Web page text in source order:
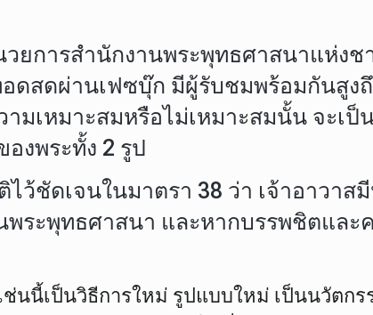
ยการสำนักงานพระพุทธศาสนาแห่ง
ดสดผ่านเฟซบุ๊ก มีผู้รับชมพร้อมกันสูง
มเหมาะสมหรือไม่เหมาะสมนั้น จะเ
งพระทั้ง 2 รูป
ชัดเจนในมาตรา 38 ว่า เจ้าอาวาส
ระพุทธศาสนา และหากบรรพชิตและ
นนี้เป็นวิธีการใหม่ รูปแบบใหม่ เป็นนวัตก